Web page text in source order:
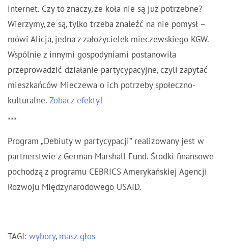
internet. Czy to znaczy, że koła nie są już potrzebne?
Wierzymy, że są, tylko trzeba znaleźć na nie pomysł –
mówi Alicja, jedna z założycielek mieczewskiego KGW.
Wspólnie z innymi gospodyniami postanowiła
przeprowadzić działanie partycypacyjne, czyli zapytać
mieszkańców Mieczewa o ich potrzeby społeczno-
kulturalne. Zobacz efekty!
***
Program „Debiuty w partycypacji” realizowany jest w
partnerstwie z German Marshall Fund. Środki finansowe
pochodzą z programu CEBRICS Amerykańskiej Agencji
Rozwoju Międzynarodowego USAID.
TAGI: wybory, masz głos